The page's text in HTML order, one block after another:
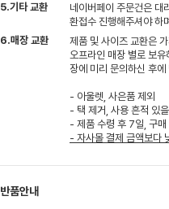
5.기타 교환
네이버페이 주문건은 대
환접수 진행해주셔야 하
6.매장 교환
제품 및 사이즈 교환은
오프라인 매장 별로 보
장에 미리 문의하신 후
- 아울렛, 사은품 제외
- 택 제거, 사용 흔적 있
- 제품 수령 후 7일, 구
- 자사몰 결제 금액보다
반품안내